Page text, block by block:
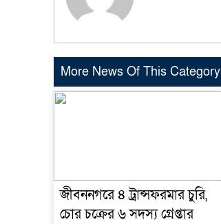
More News Of This Category
জীবননগরে ৪ ট্রান্সফরমার চুরি,
চোর চক্রের ৬ সদস্য গ্রেপ্তার